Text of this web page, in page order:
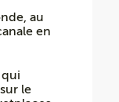
au
en
le